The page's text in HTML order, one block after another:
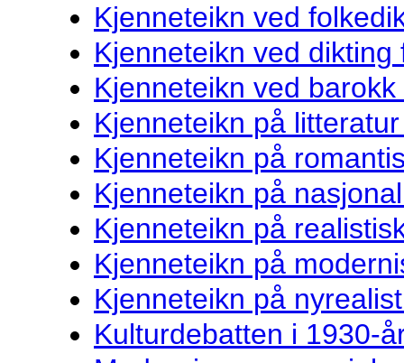
Kjenneteikn ved
Kjenneteikn ved
Kjenneteikn ved
Kjenneteikn på
Kjenneteikn på
Kjenneteikn på
Kjenneteikn på
Kjenneteikn på
Kjenneteikn på
Kulturdebatten i 1930-